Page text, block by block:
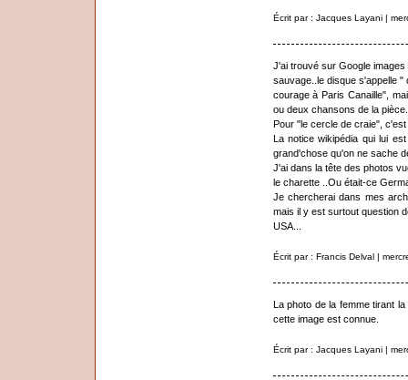
Écrit par : Jacques Layani |
J'ai trouvé sur Google
sauvage..le disque s'appelle "
courage à Paris Canaille",
ou deux chansons de la pièce.
Pour "le cercle de craie", c'est
La notice wikipédia qui lui
grand'chose qu'on ne sache
J'ai dans la tête des photos
le charette ..Ou était-ce
Je chercherai dans mes
mais il y est surtout question
USA...
Écrit par : Francis Delval |
La photo de la femme tirant
cette image est connue.
Écrit par : Jacques Layani |